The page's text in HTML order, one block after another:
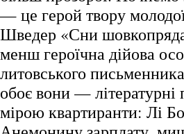
— це герой твору
Шведер «Сни
менш героїчна дійова
литовського
обоє вони —
мірою квартиранти: Лі